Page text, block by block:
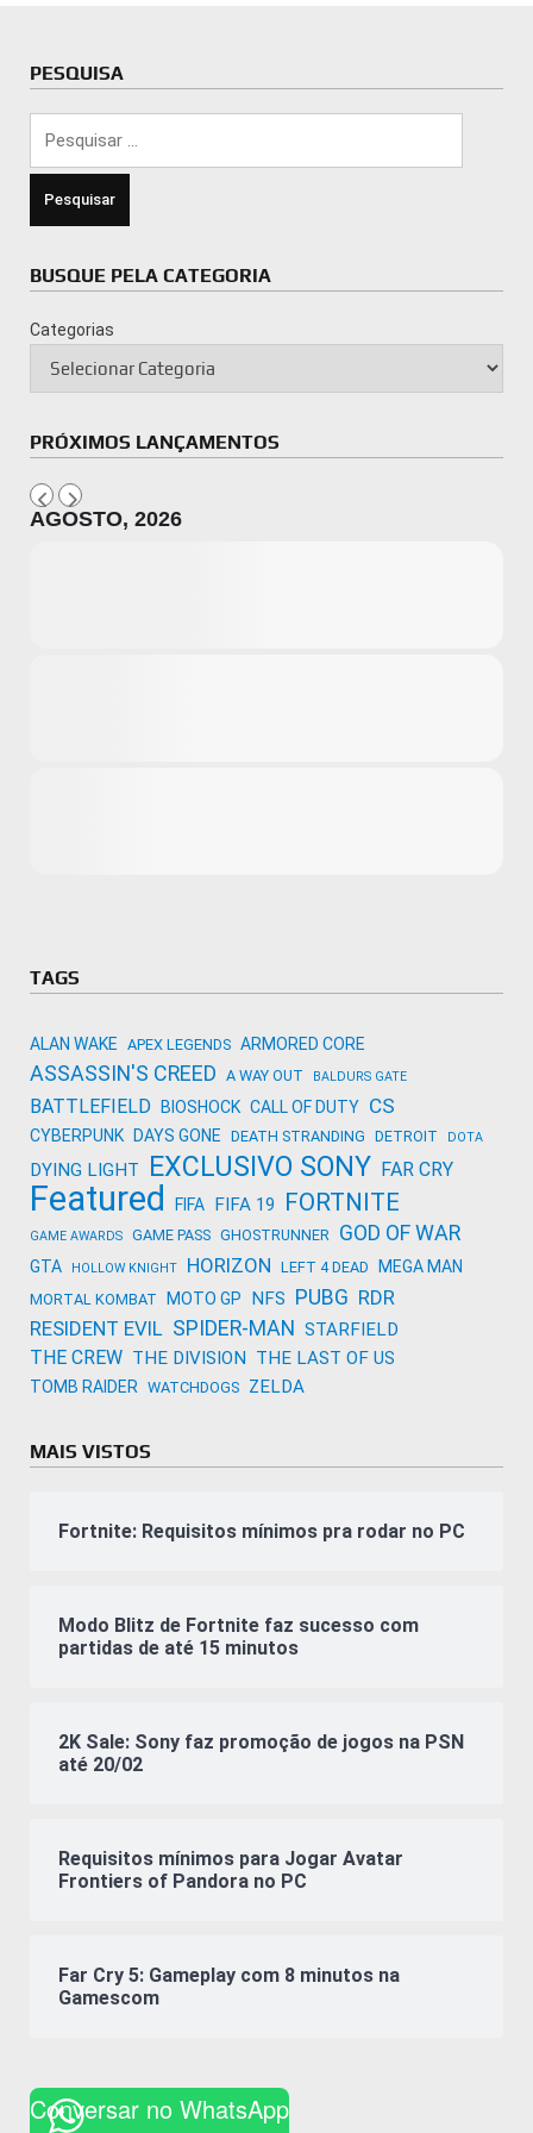
PESQUISA
BUSQUE PELA CATEGORIA
Categorias
PRÓXIMOS LANÇAMENTOS
AGOSTO, 2026
TAGS
ALAN WAKE APEX LEGENDS ARMORED CORE
ASSASSIN'S CREED A WAY OUT BALDURS GATE
BATTLEFIELD BIOSHOCK CALL OF DUTY CS
CYBERPUNK DAYS GONE DEATH STRANDING DETROIT DOTA
DYING LIGHT EXCLUSIVO SONY FAR CRY
Featured FIFA FIFA 19 FORTNITE
GAME AWARDS GAME PASS GHOSTRUNNER GOD OF WAR
GTA HOLLOW KNIGHT HORIZON LEFT 4 DEAD MEGA MAN
MORTAL KOMBAT MOTO GP NFS PUBG RDR
RESIDENT EVIL SPIDER-MAN STARFIELD
THE CREW THE DIVISION THE LAST OF US
TOMB RAIDER WATCHDOGS ZELDA
MAIS VISTOS
Fortnite: Requisitos mínimos pra rodar no PC
Modo Blitz de Fortnite faz sucesso com
partidas de até 15 minutos
2K Sale: Sony faz promoção de jogos na PSN
até 20/02
Requisitos mínimos para Jogar Avatar
Frontiers of Pandora no PC
Far Cry 5: Gameplay com 8 minutos na
Gamescom
Conversar no WhatsApp